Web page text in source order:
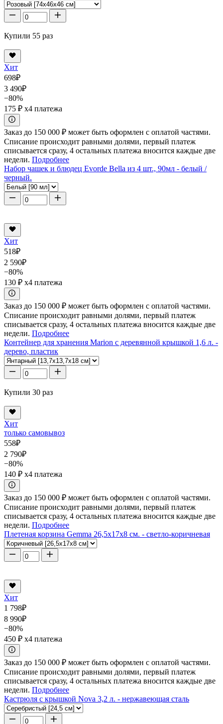
Купили 55 раз
Хит
698₽
3 490₽
−80%
175 ₽ x4 платежа
Заказ до 150 000 ₽ может быть оформлен с оплатой частями.
Списание происходит равными долями, первый платеж
списывается сразу, 4 остальных платежа вносится каждые две
недели. Подробнее
Набор чашек и блюдец Evorde Bella из 4 шт., 90мл - белый /
черный.
Хит
518₽
2 590₽
−80%
130 ₽ x4 платежа
Заказ до 150 000 ₽ может быть оформлен с оплатой частями.
Списание происходит равными долями, первый платеж
списывается сразу, 4 остальных платежа вносится каждые две
недели. Подробнее
Контейнер для хранения Marion с деревянной крышкой 1,6 л. -
дерево, пластик
Купили 30 раз
Хит
только самовывоз
558₽
2 790₽
−80%
140 ₽ x4 платежа
Заказ до 150 000 ₽ может быть оформлен с оплатой частями.
Списание происходит равными долями, первый платеж
списывается сразу, 4 остальных платежа вносится каждые две
недели. Подробнее
Плетеная корзина Gemma 26,5x17x8 см. - светло-коричневая
Хит
1 798₽
8 990₽
−80%
450 ₽ x4 платежа
Заказ до 150 000 ₽ может быть оформлен с оплатой частями.
Списание происходит равными долями, первый платеж
списывается сразу, 4 остальных платежа вносится каждые две
недели. Подробнее
Кастрюля с крышкой Nova 3,2 л. - нержавеющая сталь